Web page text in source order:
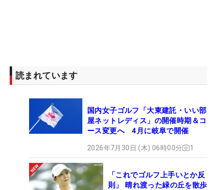
読まれています
国内女子ゴルフ「大東建託・いい部
屋ネットレディス」の開催時期＆コ
ース変更へ 4月に岐阜で開催
2026年7月30日 (木) 06時00分 1
「これでゴルフ上手いとか反
則」 晴れ渡った緑の丘を散歩